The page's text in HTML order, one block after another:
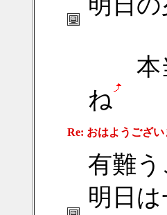
本当
ね
Re: おはようござ
有難う
明日